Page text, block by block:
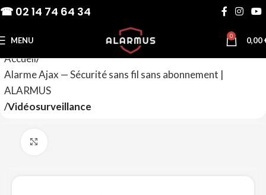
☎ 02 14 74 64 34
MENU 0 0,00
Accueil
Alarme Ajax — Sécurité sans fil sans abonnement |
ALARMUS
Vidéosurveillance